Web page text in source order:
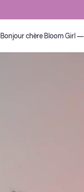
Bonjourchère Bloom Girl—